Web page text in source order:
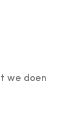
we doen